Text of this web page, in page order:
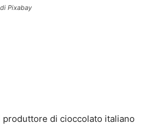
Pixabay
produttore di cioccolato italiano